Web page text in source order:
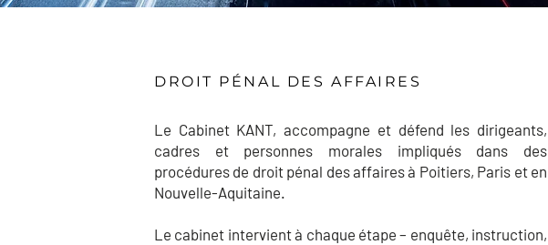
DROIT PÉNAL DES AFFAIRES
Le Cabinet KANT, accompagne et défend les dirigeants,
cadres et personnes morales impliqués dans des
procédures de droit pénal des affaires à Poitiers, Paris et en
Nouvelle-Aquitaine.
L e cabinet intervient à chaque étape – enquête, instruction,